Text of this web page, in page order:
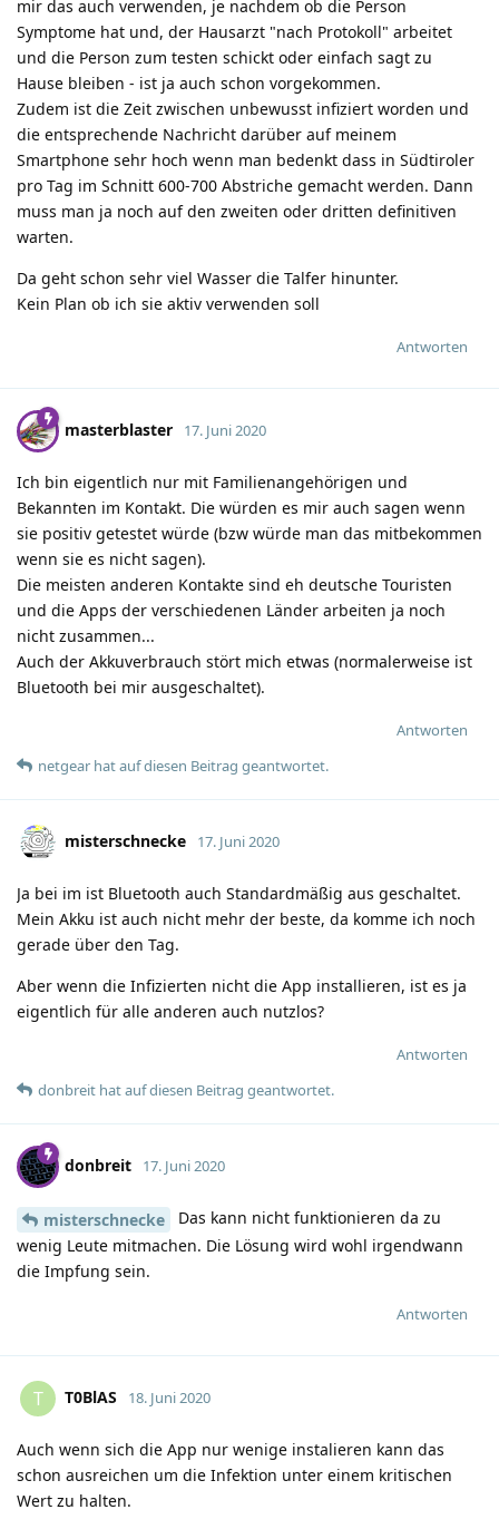
mir das auch verwenden, je nachdem ob die Person
Symptome hat und, der Hausarzt "nach Protokoll" arbeitet
und die Person zum testen schickt oder einfach sagt zu
Hause bleiben - ist ja auch schon vorgekommen.
Zudem ist die Zeit zwischen unbewusst infiziert worden und
die entsprechende Nachricht darüber auf meinem
Smartphone sehr hoch wenn man bedenkt dass in Südtiroler
pro Tag im Schnitt 600-700 Abstriche gemacht werden. Dann
muss man ja noch auf den zweiten oder dritten definitiven
warten.
Da geht schon sehr viel Wasser die Talfer hinunter.
Kein Plan ob ich sie aktiv verwenden soll
Antworten
masterblaster 17. Juni 2020
Ich bin eigentlich nur mit Familienangehörigen und
Bekannten im Kontakt. Die würden es mir auch sagen wenn
sie positiv getestet würde (bzw würde man das mitbekommen
wenn sie es nicht sagen).
Die meisten anderen Kontakte sind eh deutsche Touristen
und die Apps der verschiedenen Länder arbeiten ja noch
nicht zusammen...
Auch der Akkuverbrauch stört mich etwas (normalerweise ist
Bluetooth bei mir ausgeschaltet).
Antworten
netgear hatauf diesen Beitrag geantwortet.
misterschnecke 17. Juni 2020
Ja bei im ist Bluetooth auch Standardmäßig aus geschaltet.
Mein Akku ist auch nicht mehr der beste, da komme ich noch
gerade über den Tag.
Aber wenn die Infizierten nicht die App installieren, ist es ja
eigentlich für alle anderen auch nutzlos?
Antworten
donbreit hatauf diesen Beitrag geantwortet.
donbreit 17. Juni 2020
misterschnecke
Das kann nicht funktionieren da zu
wenig Leute mitmachen. Die Lösung wird wohl irgendwann
die Impfung sein.
Antworten
T T0BlAS 18. Juni 2020
Auch wenn sich die App nur wenige instalieren kann das
schon ausreichen um die Infektion unter einem kritischen
Wert zu halten.